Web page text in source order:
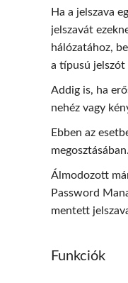
Ha a jelszava
jelszavát
hálózatához,
a típusú jelszót
Addig is, ha
nehéz vagy
Ebben az
megosztásában.
Álmodozott
Password
mentett
Funkciók